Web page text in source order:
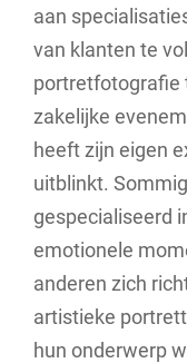
aan
van klanten te
portretfotografie
zakelijke
heeft zijn eigen
uitblinkt.
gespecialiseerd
emotionele
anderen zich
artistieke
hun onderwerp